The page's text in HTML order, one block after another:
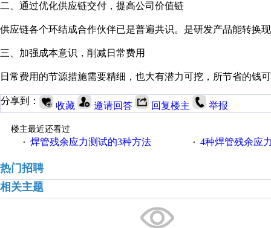
二、通过优化供应链交付，提高公司价值链
供应链各个环结成合作伙伴已是普遍共识。是研发产品能转换
三、加强成本意识，削减日常费用
日常费用的节源措施需要精细，也大有潜力可挖，所节省的钱
分享到： 收藏 邀请回答 回复楼主 举报
楼主最近还看过
· 焊管残余应力测试的3种方法 · 4种焊管残余应
热门招聘
相关主题